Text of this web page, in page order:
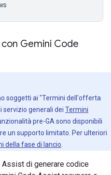
Gemini Code
soggetti ai "Termini dell'offerta
servizio generali dei Termini
pre-GA sono disponibili
un supporto limitato. Per ulteriori
della fase di lancio
Assist di generare codice